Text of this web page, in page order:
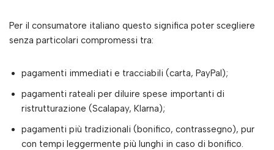
Per il consumatore italiano questo significa poter scegliere
senza particolari compromessi tra:
pagamenti immediati e tracciabili (carta, PayPal);
pagamenti rateali per diluire spese importanti di
ristrutturazione (Scalapay, Klarna);
pagamenti più tradizionali (bonifico, contrassegno), pur
con tempi leggermente più lunghi in caso di bonifico.